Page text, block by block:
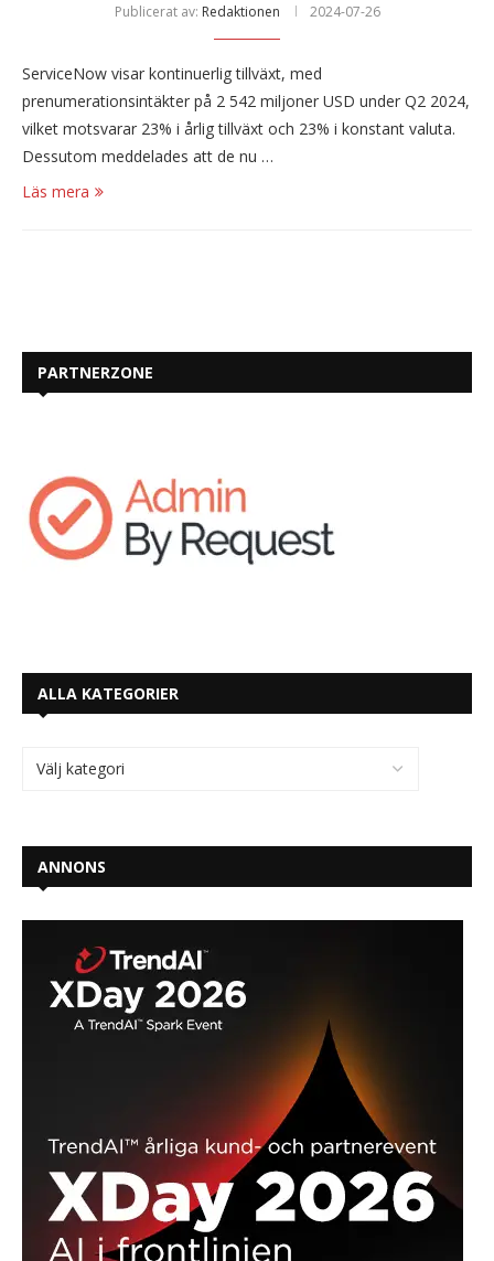
Publicerat av: Redaktionen 2024-07-26
ServiceNow visar kontinuerlig tillväxt, med
prenumerationsintäkter på 2 542 miljoner USD under Q2 2024,
vilket motsvarar 23% i årlig tillväxt och 23% i konstant valuta.
Dessutom meddelades att de nu …
Läs mera
PARTNERZONE
ALLA KATEGORIER
ANNONS